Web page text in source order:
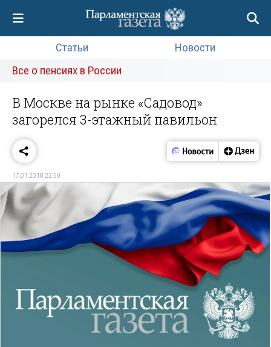
Статьи
Новости
Все о пенсиях в России
В Москве на рынке «Садовод»
загорелся 3-этажный павильон
17.01.2018 22:59